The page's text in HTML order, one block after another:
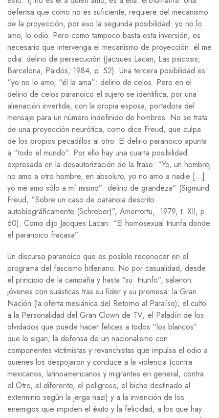
defensa que como no es suficiente, requiere del mecanismo
de la proyección, por eso la segunda posibilidad: yo no lo
amo, lo odio. Pero como tampoco basta esta inversión, es
necesario que intervenga el mecanismo de proyección: él me
odia: delirio de persecución (Jacques Lacan, Las psicosis,
Barcelona, Paidós, 1984, p. 52). Una tercera posibilidad es
“yo no lo amo, “él la ama”: delirio de celos. Pero en el
delirio de celos paranoico el sujeto se identifica, por una
alienación invertida, con la propia esposa, portadora del
mensaje para un número indefinido de hombres. No se trata
de una proyección neurótica, como dice Freud, que culpa
de los propios pecadillos al otro. El delirio paranoico apunta
a “todo el mundo”. Por ello hay una cuarta posibilidad
expresada en la desautorización de la frase: “Yo, un hombre,
no amo a otro hombre, en absoluto, yo no amo a nadie […]
yo me amo sólo a mí mismo”: delirio de grandeza” (Sigmund
Freud, “Sobre un caso de paranoia descrito
autobiográficamente (Schreber)”, Amorrortu, 1979, t. XII, p.
60). Como dijo Jacques Lacan: “El homosexual triunfa donde
el paranoico fracasa”.
Un discurso paranoico que es posible reconocer en el
programa del fascismo hitleriano. No por casualidad, desde
el principio de la campaña y hasta “su triunfo”, salieron
jóvenes con suásticas tras su líder y su promesa: la Gran
Nación (la oferta mesiánica del Retorno al Paraíso); el culto
a la Personalidad del Gran Clown de TV; el Paladín de los
olvidados que puede hacer felices a todos “los blancos”
que lo sigan; la defensa de un nacionalismo con
componentes victimistas y revanchistas que impulsa el odio a
quienes los despojaron y conduce a la violencia (contra
mexicanos, latinoamericanos y migrantes en general, contra
el Otro, el diferente, el peligroso, el bicho destinado al
exterminio según la jerga nazi) y a la invención de los
enemigos que impiden el éxito y la felicidad, a los que hay